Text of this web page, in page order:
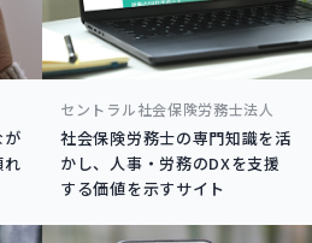
が
れ
セントラル社会保険労務士法人
社会保険労務士の専門知識を活
かし、人事・労務のDXを支援
する価値を示すサイト